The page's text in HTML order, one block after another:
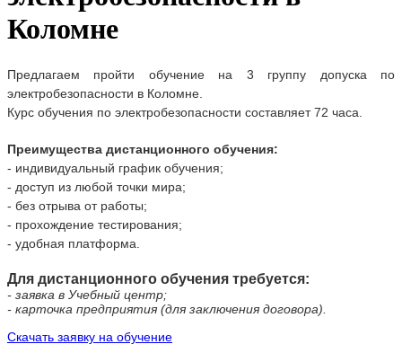
Коломне
Предлагаем пройти обучение на 3 группу допуска по
электробезопасности в Коломне
Курс обучения по электробезопасности составляет 72 часа.
Преимущества дистанционного обучения:
- индивидуальный график обучения;
- доступ из любой точки мира;
- без отрыва от работы;
- прохождение тестирования;
- удобная платформа.
Для дистанционного обучения требуется:
- заявка в Учебный центр;
- карточка предприятия (для заключения договора).
Скачать заявку на обучение